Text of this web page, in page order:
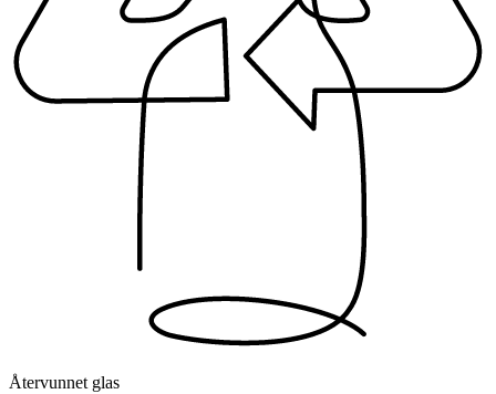
Återvunnet glas